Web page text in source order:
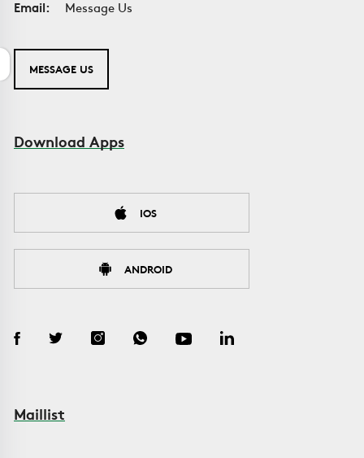
Email:
Message Us
MESSAGE US
Download Apps
IOS
ANDROID
Maillist